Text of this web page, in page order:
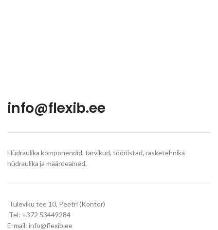
info@flexib.ee
Hüdraulika komponendid, tarvikud, tööriistad, rasketehnika
hüdraulika ja määrdeained.
Tuleviku tee 10, Peetri (Kontor)
Tel: +372 53449284
E-mail: info@flexib.ee